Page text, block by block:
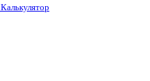
Калькулятор